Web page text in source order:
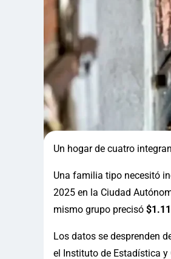
Un hogar de cuatro
Una familia tipo necesitó
2025 en la Ciudad
mismo grupo precisó
Los datos se desprenden
el Instituto de Estadística y